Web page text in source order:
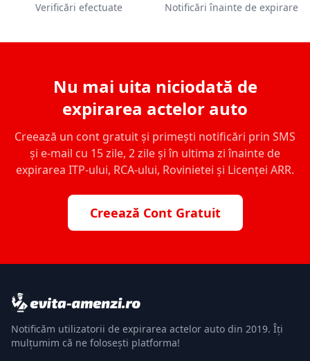
Verificări efectuate Notificări înainte de expirare
Nu mai uita niciodată de
expirarea actelor auto
Creează un cont gratuit și primești notificări prin SMS
și e-mail cu 15 zile, 2 zile și în ultima zi înainte de
expirarea ITP-ului, RCA-ului, Rovinietei și Licenței ARR.
Creează Cont Gratuit
Notificăm utilizatorii de expirarea actelor auto din 2019. Îți
mulțumim că ne folosești platforma!